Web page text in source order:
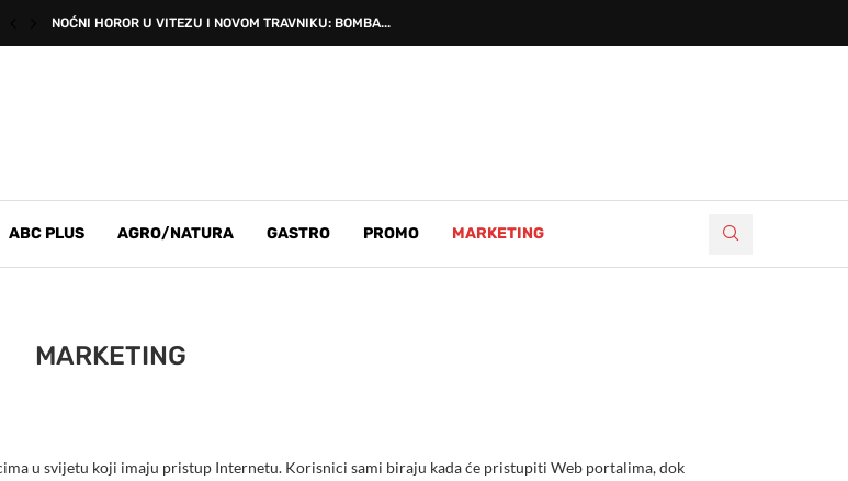
NOĆNI HOROR U VITEZU I NOVOM TRAVNIKU: BOMBA...
ABC PLUS AGRO/NATURA GASTRO PROMO MARKETING
MARKETING
u svijetu koji imaju pristup Internetu. Korisnici sami biraju kada će pristupiti Web portalima, dok